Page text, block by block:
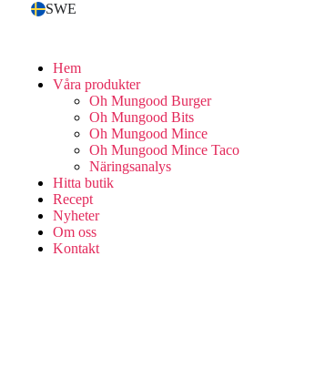
SWE
Hem
Våra produkter
Oh Mungood Burger
Oh Mungood Bits
Oh Mungood Mince
Oh Mungood Mince Taco
Näringsanalys
Hitta butik
Recept
Nyheter
Om oss
Kontakt